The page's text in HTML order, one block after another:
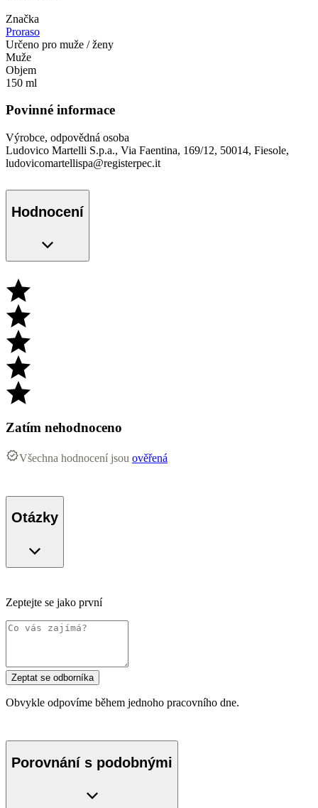
Značka
Proraso
Určeno pro muže / ženy
Muže
Objem
150 ml
Povinné informace
Výrobce, odpovědná osoba
Ludovico Martelli S.p.a., Via Faentina, 169/12, 50014, Fiesole,
ludovicomartellispa@registerpec.it
Hodnocení
Zatím nehodnoceno
Všechna hodnocení jsou ověřená
Otázky
Zeptejte se jako první
Zeptat se odborníka
Obvykle odpovíme během jednoho pracovního dne.
Porovnání s podobnými